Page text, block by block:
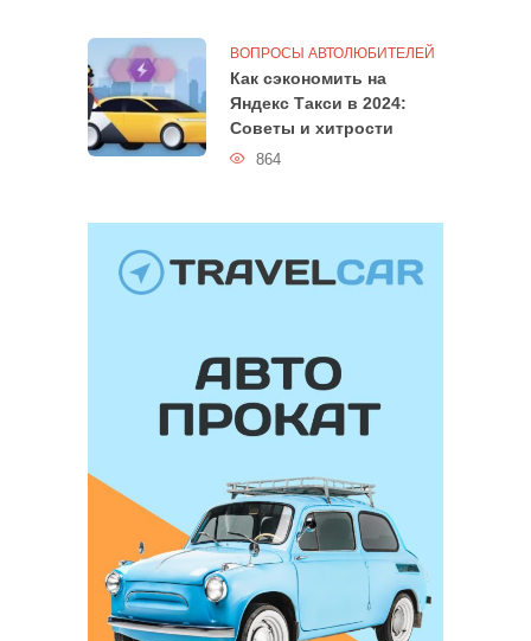
ВОПРОСЫ АВТОЛЮБИТЕЛЕЙ
Как сэкономить на
Яндекс Такси в 2024:
Советы и хитрости
864